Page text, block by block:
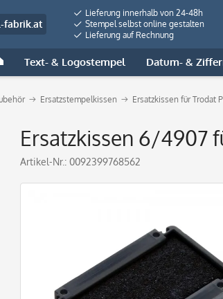
fabrik.at
Lieferung innerhalb von 24-48h
Stempel selbst online gestalten
Lieferung auf Rechnung
Text- & Logostempel Datum- &
Ersatzstempelkissen Ersatzkissen für Trodat
Ersatzkissen 6/4907
Artikel-Nr.: 0092399768562